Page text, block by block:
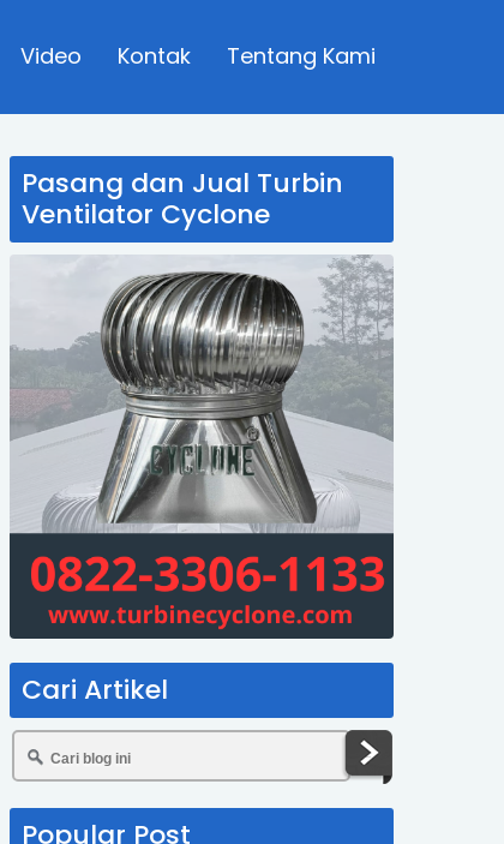
Video Kontak Tentang Kami
Pasang dan Jual Turbin
Ventilator Cyclone
Cari Artikel
Popular Post